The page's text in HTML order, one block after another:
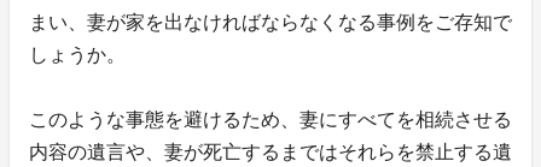
まい、妻が家を出なければならなくなる事例をご存知で
しょうか。
このような事態を避けるため、妻にすべてを相続させる
内容の遺言や、妻が死亡するまではそれらを禁止する遺